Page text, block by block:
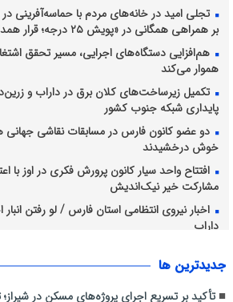
بر همراهی همگانی در «پویش ۲۵ درجه؛ قرار همدلی
هم‌افزایی دستگاه‌های اجرایی، مسیر تحقق
هموار می‌کند
تکمیل زیرساخت‌های کلان برق در داراب و
پایداری شبکه جنوب کشور
دو عضو کانون فارس در مسابقات نقاشی جهانی
خوش درخشیدند
مشارکت خیر نیک‌اندیش
داراب
نظارت میدانی کارشناسان دفتر بازرسی و
پزشکی شیراز بر روند ارائه خدمات سلامت به
جديدترين ها
تأکید بر تسریع اجرای پروژه‌های مسکن در